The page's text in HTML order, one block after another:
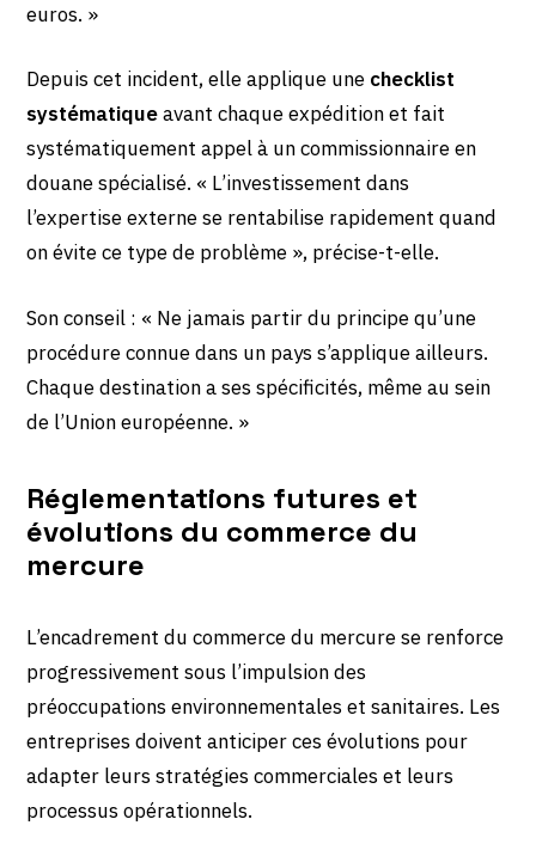
euros. »
Depuis cet incident, elle applique une checklist
systématiqueavant chaque expédition et fait
systématiquement appel à un commissionnaire en
douane spécialisé. « L’investissement dans
l’expertise externe se rentabilise rapidement quand
on évite ce type de problème », précise-t-elle.
Son conseil : « Ne jamais partir du principe qu’une
procédure connue dans un pays s’applique ailleurs.
Chaque destination a ses spécificités, même au sein
de l’Union européenne. »
Réglementations futures et
évolutions du commerce du
mercure
L’encadrement du commerce du mercure se renforce
progressivement sous l’impulsion des
préoccupations environnementales et sanitaires. Les
entreprises doivent anticiper ces évolutions pour
adapter leurs stratégies commerciales et leurs
processus opérationnels.